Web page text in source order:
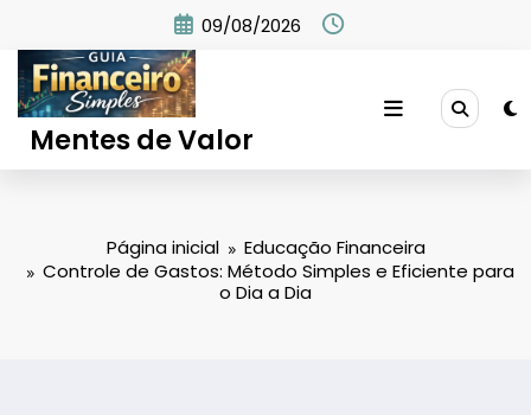
conteúdo
09/08/2026
Mentes de Valor
Página inicial
Educação Financeira
Controle de Gastos: Método Simples e Eficiente para
o Dia a Dia